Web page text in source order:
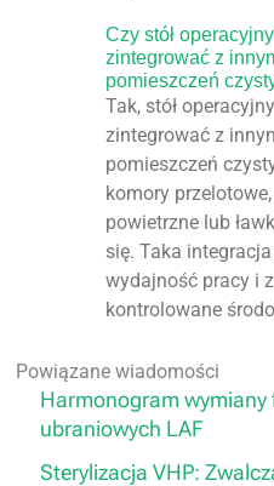
Czy stół
zintegrować z
pomieszczeń
Tak, stół
zintegrować z
pomieszczeń
komory
powietrzne lub
się. Taka
wydajność pracy i
kontrolowane
Powiązane wiadomości
Harmonogram
ubraniowych LAF
Sterylizacja VHP: